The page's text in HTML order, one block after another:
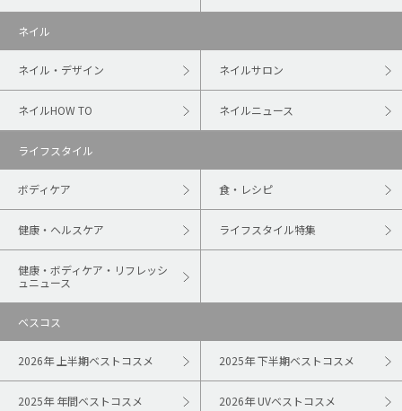
ネイル
ネイル・デザイン ネイルサロン
ネイルHOW TO ネイルニュース
ライフスタイル
ボディケア 食・レシピ
健康・ヘルスケア ライフスタイル特集
健康・ボディケア・リフレッシ
ュニュース
ベスコス
2026年 上半期ベストコスメ 2025年 下半期ベストコスメ
2025年 年間ベストコスメ 2026年 UVベストコスメ